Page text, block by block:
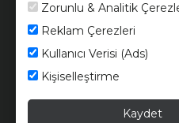
Zorunlu & Analitik
Reklam Çerezleri
Kullanıcı Verisi (Ads)
Kişiselleştirme
Kaydet
© 2026 Ünsa